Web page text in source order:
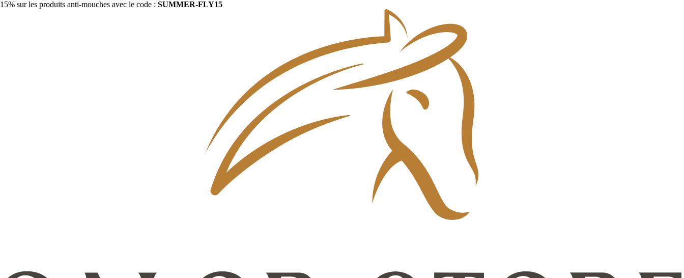
15% sur les produits anti-mouches avec le code : SUMMER-FLY15